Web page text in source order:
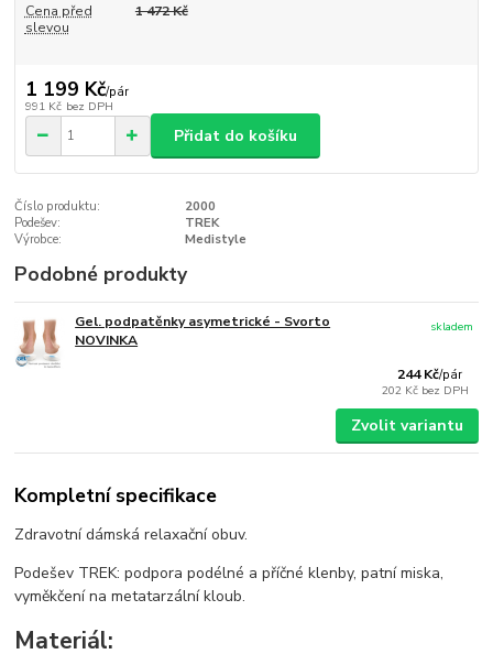
Cena před
slevou
1 472 Kč
1 199 Kč/pár
991 Kč bez DPH
Přidat do košíku
Číslo produktu:
2000
Podešev:
TREK
Výrobce:
Medistyle
Podobné produkty
Gel. podpatěnky asymetrické - Svorto
NOVINKA
244 Kč/pár
202 Kč bez DPH
skladem
Zvolit variantu
Kompletní specifikace
Zdravotní dámská relaxační obuv.
Podešev TREK: podpora podélné a příčné klenby, patní miska,
vyměkčení na metatarzální kloub.
Materiál: